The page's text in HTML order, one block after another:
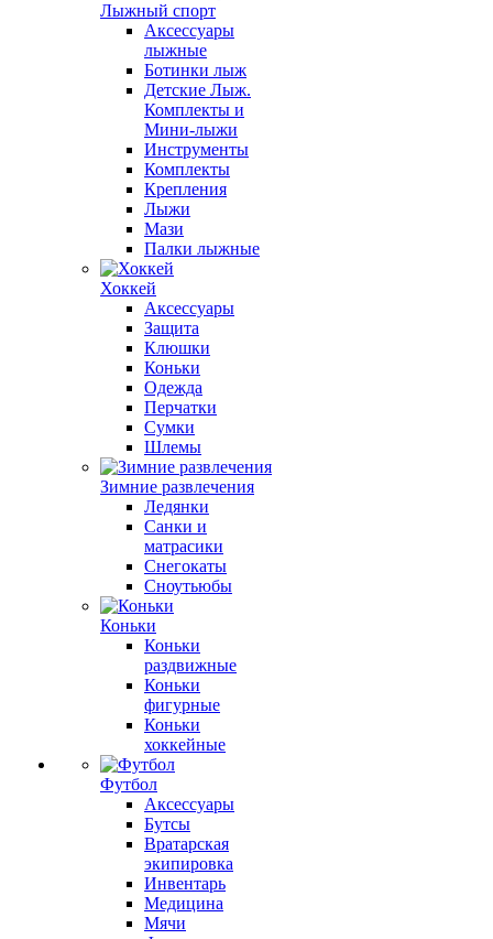
Лыжный спорт
Аксессуары
лыжные
Ботинки лыж
Детские Лыж.
Комплекты и
Мини-лыжи
Инструменты
Комплекты
Крепления
Лыжи
Мази
Палки лыжные
Хоккей
Аксессуары
Защита
Клюшки
Коньки
Одежда
Перчатки
Сумки
Шлемы
Зимние развлечения
Ледянки
Санки и
матрасики
Снегокаты
Сноутьюбы
Коньки
Коньки
раздвижные
Коньки
фигурные
Коньки
хоккейные
Футбол
Аксессуары
Бутсы
Вратарская
экипировка
Инвентарь
Медицина
Мячи